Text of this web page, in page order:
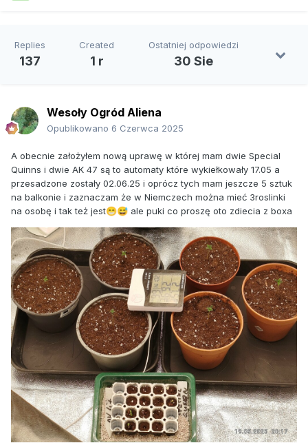
Replies
137
Created
1 r
Ostatniej odpowiedzi
30 Sie
Wesoły Ogród Aliena
Opublikowano 6 Czerwca 2025
A obecnie założyłem nową uprawę w której mam dwie Special
Quinns i dwie AK 47 są to automaty które wykiełkowały 17.05 a
przesadzone zostały 02.06.25 i oprócz tych mam jeszcze 5 sztuk
na balkonie i zaznaczam że w Niemczech można mieć 3roslinki
na osobę i tak też jest😁😅 ale puki co proszę oto zdiecia z boxa